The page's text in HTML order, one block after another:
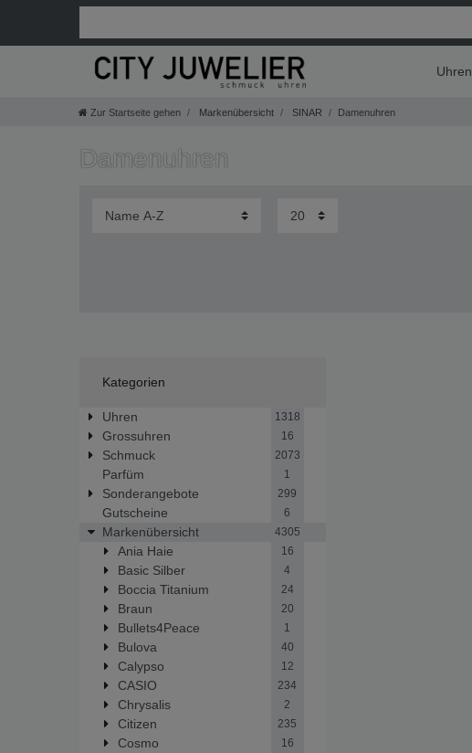
Uhren
Zur Startseite gehen Markenübersicht SINAR Damenuhren
Damenuhren
Kategorien
Uhren 1318
Grossuhren 16
Schmuck 2073
Parfüm 1
Sonderangebote 299
Gutscheine 6
Markenübersicht 4305
Ania Haie 16
Basic Silber 4
Boccia Titanium 24
Braun 20
Bullets4Peace 1
Bulova 40
Calypso 12
CASIO 234
Chrysalis 2
Citizen 235
Cosmo 16